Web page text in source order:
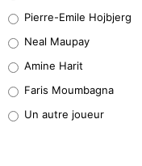
5%
1%
9%
Pierre-Emile Hojbjerg
Neal Maupay
Amine Harit
Faris Moumbagna
Un autre joueur